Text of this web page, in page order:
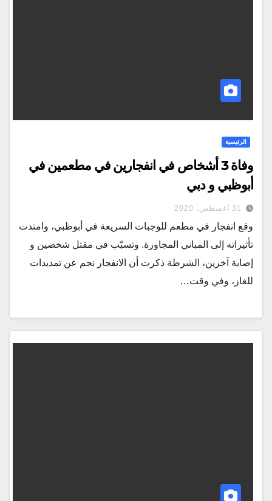
الرئيسية
وفاة 3 أشخاص في انفجارين في مطعمين في
أبوظبي و دبي
31 أغسطس، 2020
وقع انفجار في مطعم للوجبات السريعة في أبوظبي، وامتدت
تأثيراته إلى المباني المجاورة. وتسبّب في مقتل شخصين و
إصابة آخرين، الشرطة ذكرت أن الانفجار نجم عن تمديدات
للغاز، وفي وقت…